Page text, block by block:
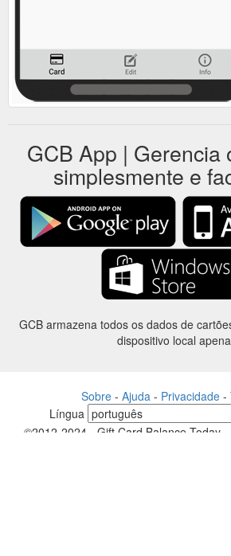
GCB App | Gerencia
simplesmente e
GCB armazena todos os dados de
dispositivo local
Sobre - Ajuda - Privacidade -
Língua
©2012-2024 - Gift Card Balance Today